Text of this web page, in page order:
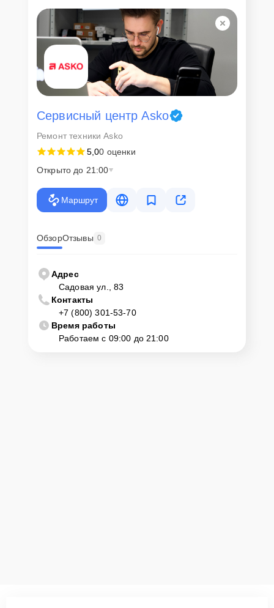
Сервисный центр Asko
Ремонт техники Asko
5,00 оценки
Открыто до 21:00
Маршрут
ОбзорОтзывы 0
Адрес
Садовая ул., 83
Контакты
+7 (800) 301-53-70
Время работы
Работаем с 09:00 до 21:00